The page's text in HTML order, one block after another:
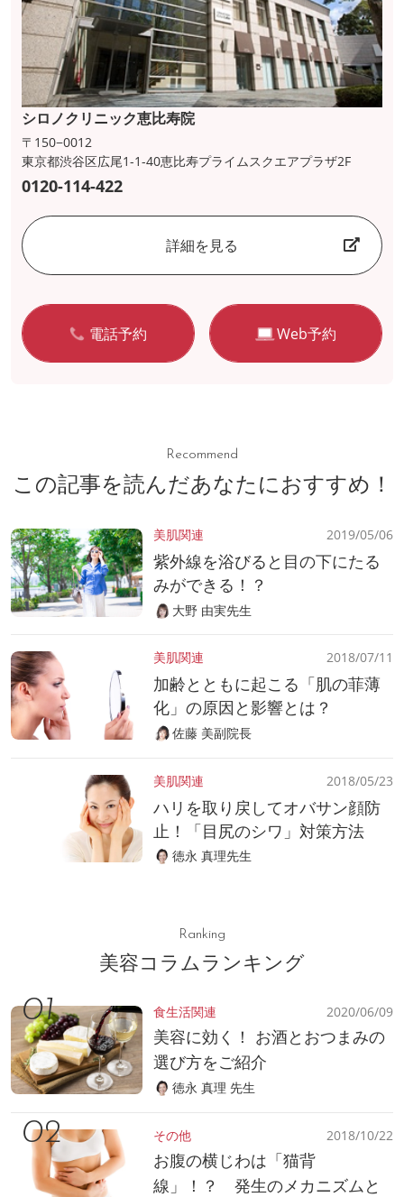
シロノクリニック恵比寿院
〒150−0012
東京都渋谷区広尾1-1-40恵比寿プライムスクエアプラザ2F
0120-114-422
詳細を見る
電話予約 Web予約
Recommend
この記事を読んだあなたにおすすめ！
美肌関連 2019/05/06
紫外線を浴びると目の下にたる
みができる！？
大野 由実先生
美肌関連 2018/07/11
加齢とともに起こる「肌の菲薄
化」の原因と影響とは？
佐藤 美副院長
美肌関連 2018/05/23
ハリを取り戻してオバサン顔防
止！「目尻のシワ」対策方法
徳永 真理先生
Ranking
美容コラムランキング
食生活関連 2020/06/09
美容に効く！ お酒とおつまみの
選び方をご紹介
徳永 真理 先生
その他 2018/10/22
お腹の横じわは「猫背
線」！？ 発生のメカニズムと